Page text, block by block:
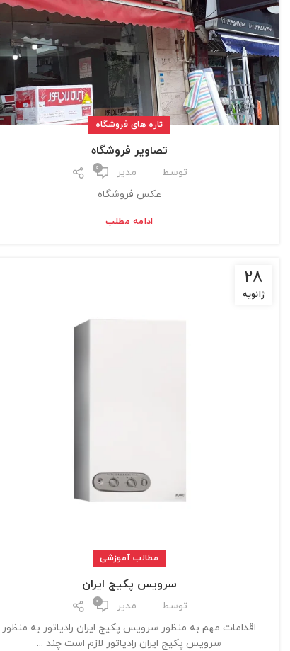
تازه های فروشگاه
تصاویر فروشگاه
توسط مدیر 0
عکس فروشگاه
ادامه مطلب
28
ژانویه
مطالب آموزشی
سرویس پکیج ایران
توسط مدیر 0
اقدامات مهم به منظور سرویس پکیج ایران رادیاتور به منظور
سرویس پکیج ایران رادیاتور لازم است چند ...